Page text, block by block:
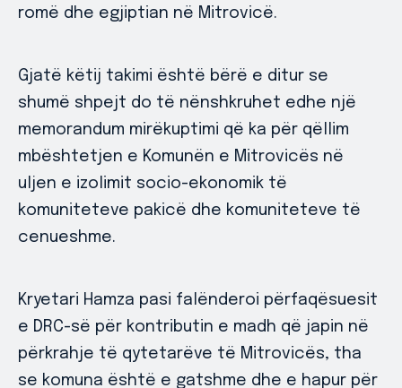
romë dhe egjiptian në Mitrovicë.
Gjatë këtij takimi është bërë e ditur se
shumë shpejt do të nënshkruhet edhe një
memorandum mirëkuptimi që ka për qëllim
mbështetjen e Komunën e Mitrovicës në
uljen e izolimit socio-ekonomik të
komuniteteve pakicë dhe komuniteteve të
cenueshme.
Kryetari Hamza pasi falënderoi përfaqësuesit
e DRC-së për kontributin e madh që japin në
përkrahje të qytetarëve të Mitrovicës, tha
se komuna është e gatshme dhe e hapur për